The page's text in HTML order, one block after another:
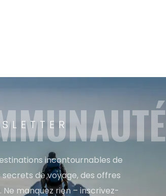
incontournables de
de voyage, des offres
manquez rien – inscrivez-